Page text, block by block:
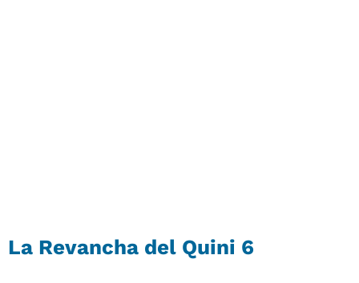
La Revancha del Quini 6